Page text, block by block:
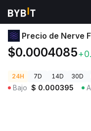
Precios de Criptomonedas
Precio de Nerve
$0.0004085
24H 7D 14D 30D
Bajo $ 0.000395